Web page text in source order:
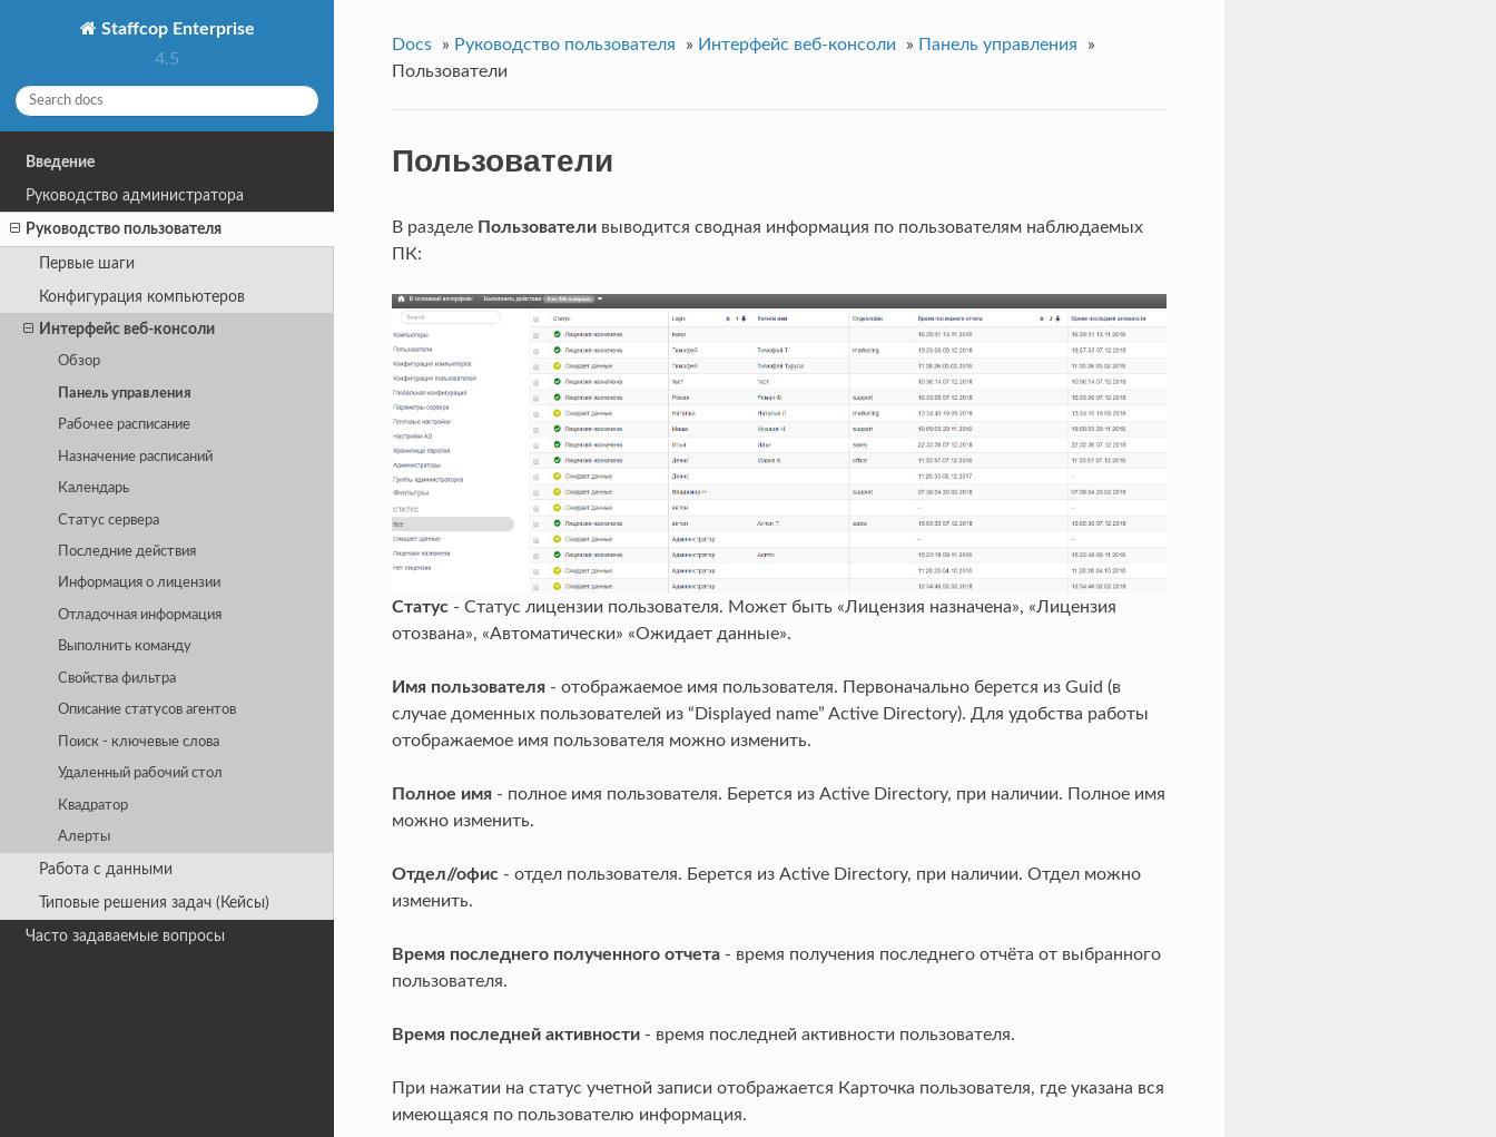
Staffcop Enterprise
4.5
Введение
Руководство администратора
Руководство пользователя
Первые шаги
Конфигурация компьютеров
Интерфейс веб-консоли
Обзор
Панель управления
Рабочее расписание
Назначение расписаний
Календарь
Статус сервера
Последние действия
Информация о лицензии
Отладочная информация
Выполнить команду
Свойства фильтра
Описание статусов агентов
Поиск - ключевые слова
Удаленный рабочий стол
Квадратор
Алерты
Работа с данными
Типовые решения задач (Кейсы)
Часто задаваемые вопросы
Docs » Руководство пользователя » Интерфейс веб-консоли » Панель управления
»
Пользователи
Пользователи
В разделе Пользователивыводится сводная информация по пользователям наблюдаемых
ПК:
Статус- Статус лицензии пользователя. Может быть «Лицензия назначена», «Лицензия
отозвана», «Автоматически» «Ожидает данные».
Имя пользователя- отображаемое имя пользователя. Первоначально берется из Guid (в
случае доменных пользователей из “Displayed name” Active Directory). Для удобства работы
отображаемое имя пользователя можно изменить.
Полное имя- полное имя пользователя. Берется из Active Directory, при наличии. Полное имя
можно изменить.
Отдел//офис- отдел пользователя. Берется из Active Directory, при наличии. Отдел можно
изменить.
Время последнего полученного отчета- время получения последнего отчёта от выбранного
пользователя.
Время последней активности- время последней активности пользователя.
При нажатии на статус учетной записи отображается Карточка пользователя, где указана вся
имеющаяся по пользователю информация.